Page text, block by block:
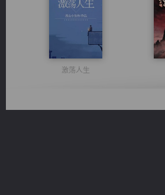
激荡人生